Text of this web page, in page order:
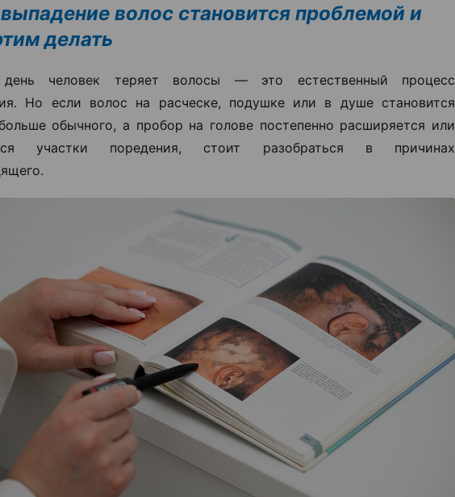
волос становится проблемой и
делать
человек теряет волосы — это естественный процесс
Но если волос на расческе, подушке или в душе становится
обычного, а пробор на голове постепенно расширяется или
участки поредения, стоит разобраться в причинах